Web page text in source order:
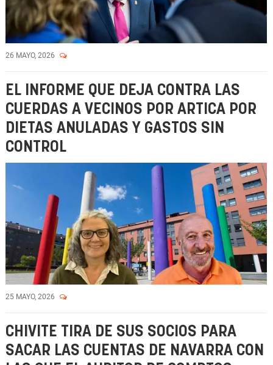
26 MAYO, 2026
EL INFORME QUE DEJA CONTRA LAS
CUERDAS A VECINOS POR ARTICA POR
DIETAS ANULADAS Y GASTOS SIN
CONTROL
25 MAYO, 2026
CHIVITE TIRA DE SUS SOCIOS PARA
SACAR LAS CUENTAS DE NAVARRA CON